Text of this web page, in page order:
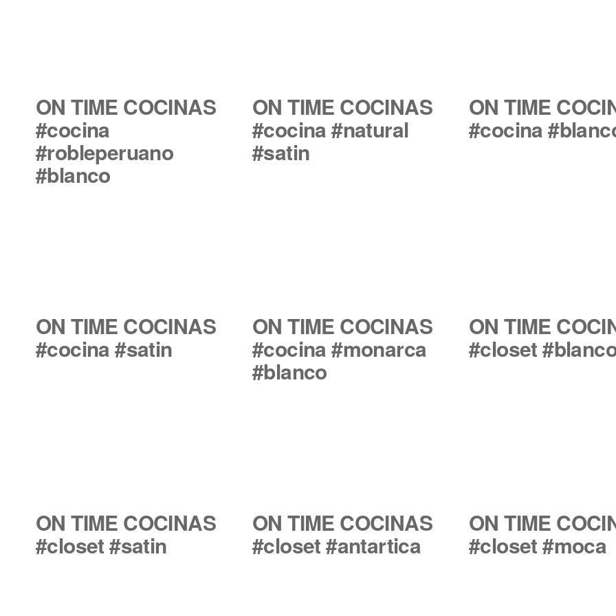
ON TIME COCINAS
#cocina
#robleperuano
#blanco
ON TIME COCINAS
#cocina #natural
#satin
ON TIME
#cocina
ON TIME COCINAS
#cocina #satin
ON TIME COCINAS
#cocina #monarca
#blanco
ON TIME
#closet
ON TIME COCINAS
#closet #satin
ON TIME COCINAS
#closet #antartica
ON TIME
#closet #moca